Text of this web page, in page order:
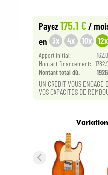
Payez175.1 €/
en 3x 4x 10x 12x
Apport initial:
Montant financement:
Montant total dù:
UN CRÉDIT VOUS ENGAGE
VOS CAPACITÉS DE